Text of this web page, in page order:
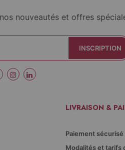
nouveautés et offres
INSCRIPTION
LIVRAISON &
Paiement sécurisé
Modalités et tarifs